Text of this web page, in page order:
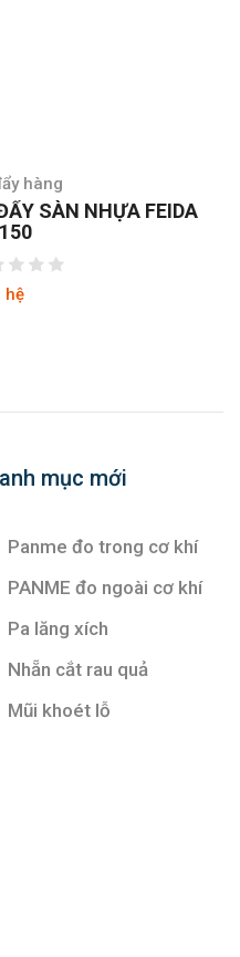
Xe đẩy hàng
XE ĐẨY SÀN NHỰA
mục mới
Panme đo trong cơ khí
PANME đo ngoài cơ khí
Pa lăng xích
Nhẵn cắt rau quả
Mũi khoét lỗ